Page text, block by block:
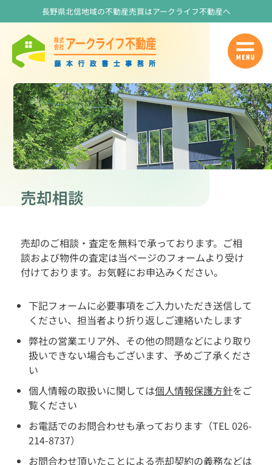
長野県北信地域の不動産売買はアークライフ不動産へ
売却相談
売却のご相談・査定を無料で承っております。ご相
談および物件の査定は当ページのフォームより受け
付けております。お気軽にお申込みください。
下記フォームに必要事項をご入力いただき送信して
ください、担当者より折り返しご連絡いたします
弊社の営業エリア外、その他の問題などにより取り
扱いできない場合もございます、予めご了承くださ
い
個人情報の取扱いに関しては個人情報保護方針をご
覧ください
お電話でのお問合わせも承っております（TEL 026-
214-8737）
お問合わせ頂いたことによる売却契約の義務などは